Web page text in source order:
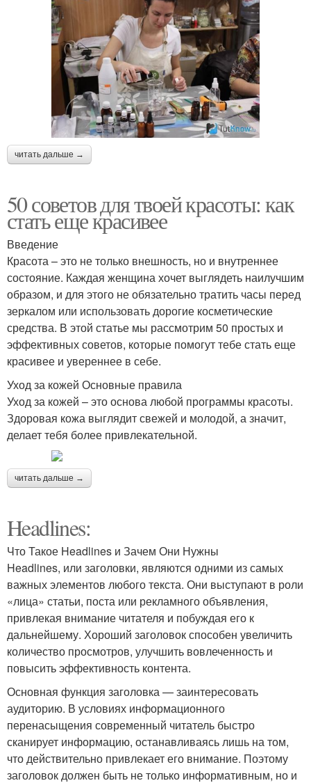
читать дальше →
50 советов для твоей красоты: как
стать еще красивее
Введение
Красота – это не только внешность, но и внутреннее
состояние. Каждая женщина хочет выглядеть наилучшим
образом, и для этого не обязательно тратить часы перед
зеркалом или использовать дорогие косметические
средства. В этой статье мы рассмотрим 50 простых и
эффективных советов, которые помогут тебе стать еще
красивее и увереннее в себе.
Уход за кожей Основные правила
Уход за кожей – это основа любой программы красоты.
Здоровая кожа выглядит свежей и молодой, а значит,
делает тебя более привлекательной.
читать дальше →
Headlines:
Что Такое Headlines и Зачем Они Нужны
Headlines, или заголовки, являются одними из самых
важных элементов любого текста. Они выступают в роли
«лица» статьи, поста или рекламного объявления,
привлекая внимание читателя и побуждая его к
дальнейшему. Хороший заголовок способен увеличить
количество просмотров, улучшить вовлеченность и
повысить эффективность контента.
Основная функция заголовка — заинтересовать
аудиторию. В условиях информационного
перенасыщения современный читатель быстро
сканирует информацию, останавливаясь лишь на том,
что действительно привлекает его внимание. Поэтому
заголовок должен быть не только информативным, но и